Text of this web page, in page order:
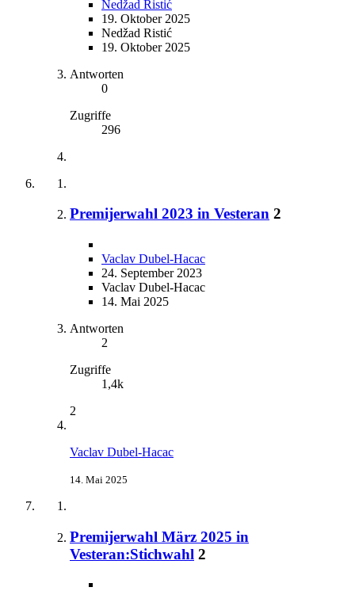
Nedžad Ristić
19. Oktober 2025
Nedžad Ristić
19. Oktober 2025
Antworten
0
Zugriffe
296
Premijerwahl 2023 in Vesteran 2
Vaclav Dubel-Hacac
24. September 2023
Vaclav Dubel-Hacac
14. Mai 2025
Antworten
2
Zugriffe
1,4k
2
Vaclav Dubel-Hacac
14. Mai 2025
Premijerwahl März 2025 in
Vesteran:Stichwahl 2